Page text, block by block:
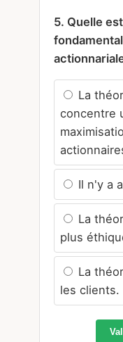
5. Quelle
La
concentre
Il n'y a
La
plus
La
les clients.